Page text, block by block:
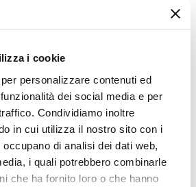
i cookie
personalizzare contenuti ed
dei social media e per
Condividiamo inoltre
in cui utilizza il nostro sito con i
di analisi dei dati web,
i quali potrebbero combinarle
che ha fornito loro o che hanno
Fiori Secchi